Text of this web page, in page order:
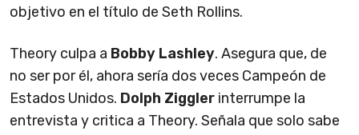
objetivo en el título de Seth Rollins.
Theory culpa a Bobby Lashley. Asegura que, de
no ser por él, ahora sería dos veces Campeón de
Estados Unidos. Dolph Ziggler interrumpe la
entrevista y critica a Theory. Señala que solo sabe